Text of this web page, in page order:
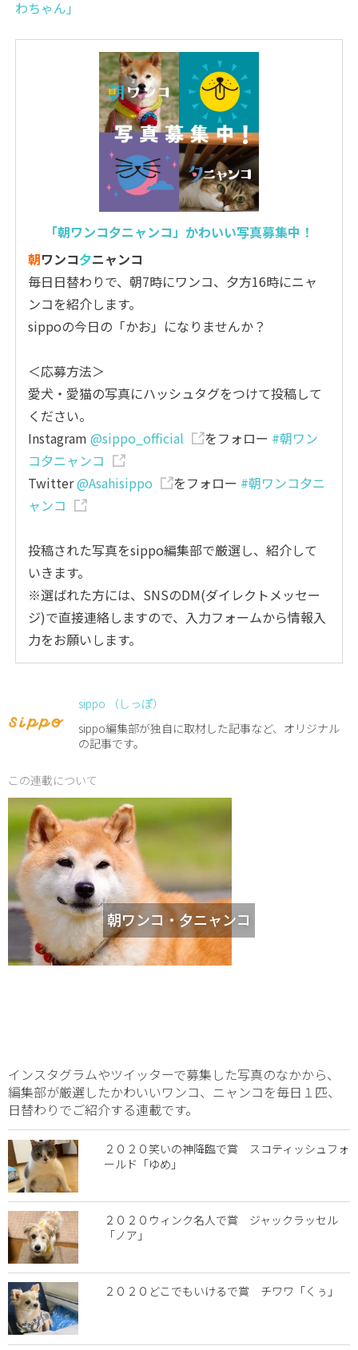
わちゃん」
「朝ワンコ夕ニャンコ」かわいい写真募集中！
朝ワンコ夕ニャンコ
毎日日替わりで、朝7時にワンコ、夕方16時にニャ
ンコを紹介します。
sippoの今日の「かお」になりませんか？
＜応募方法＞
愛犬・愛猫の写真にハッシュタグをつけて投稿して
ください。
Instagram@sippo_official をフォロー #朝ワン
コ夕ニャンコ
Twitter@Asahisippo をフォロー #朝ワンコ夕ニ
ャンコ
投稿された写真をsippo編集部で厳選し、紹介して
いきます。
※選ばれた方には、SNSのDM(ダイレクトメッセー
ジ)で直接連絡しますので、入力フォームから情報入
力をお願いします。
sippo （しっぽ）
sippo編集部が独自に取材した記事など、オリジナル
の記事です。
この連載について
朝ワンコ・夕ニャンコ
インスタグラムやツイッターで募集した写真のなかから、
編集部が厳選したかわいいワンコ、ニャンコを毎日１匹、
日替わりでご紹介する連載です。
２０２０笑いの神降臨で賞 スコティッシュフォ
ールド「ゆめ」
２０２０ウィンク名人で賞 ジャックラッセル
「ノア」
２０２０どこでもいけるで賞 チワワ「くぅ」